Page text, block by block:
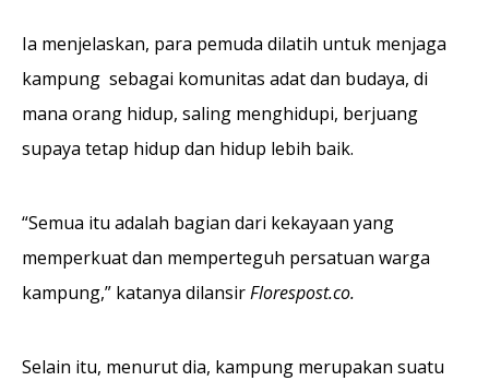
Ia menjelaskan, para pemuda dilatih untuk menjaga
kampung sebagai komunitas adat dan budaya, di
mana orang hidup, saling menghidupi, berjuang
supaya tetap hidup dan hidup lebih baik.
“Semua itu adalah bagian dari kekayaan yang
memperkuat dan memperteguh persatuan warga
kampung,” katanya dilansirFlorespost.co.
Selain itu, menurut dia, kampung merupakan suatu